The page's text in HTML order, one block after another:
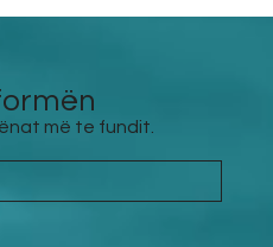
më te fundit.